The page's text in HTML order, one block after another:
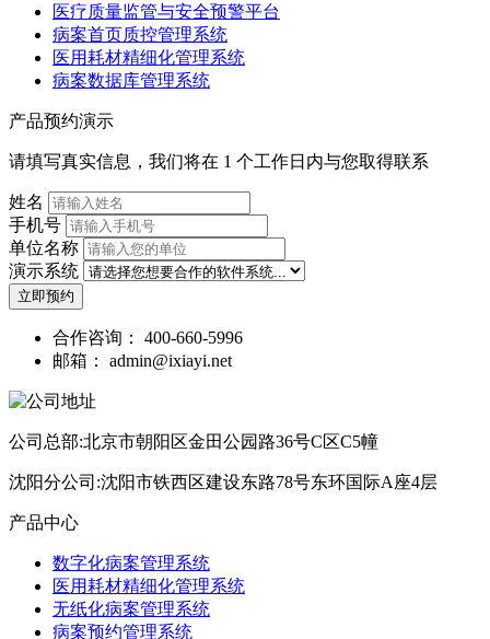
医疗质量监管与安全预警平台
病案首页质控管理系统
医用耗材精细化管理系统
病案数据库管理系统
产品预约演示
请填写真实信息，我们将在 1 个工作日内与您取得联系
姓名
手机号
单位名称
演示系统
立即预约
合作咨询： 400-660-5996
邮箱： admin@ixiayi.net
公司总部:北京市朝阳区金田公园路36号C区C5幢
沈阳分公司:沈阳市铁西区建设东路78号东环国际A座4层
产品中心
数字化病案管理系统
医用耗材精细化管理系统
无纸化病案管理系统
病案预约管理系统